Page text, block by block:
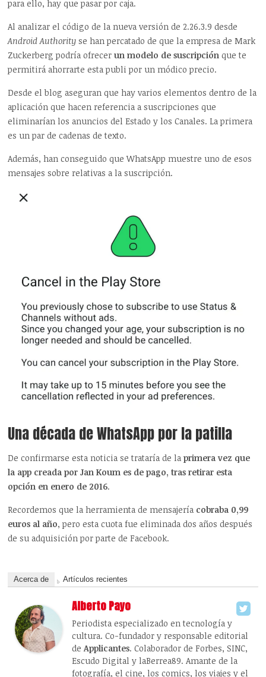
para ello, hay que pasar por caja.
Al analizar el código de la nueva versión de 2.26.3.9 desde
Android Authority se han percatado de que la empresa de Mark
Zuckerberg podría ofrecerun modelo de suscripción que te
permitirá ahorrarte esta publi por un módico precio.
Desde el blog aseguran que hay varios elementos dentro de la
aplicación que hacen referencia a suscripciones que
eliminarían los anuncios del Estado y los Canales. La primera
es un par de cadenas de texto.
Además, han conseguido que WhatsApp muestre uno de esos
mensajes sobre relativas a la suscripción.
Una década de WhatsApp por la patilla
De confirmarse esta noticia se trataría de laprimera vez que
la app creada por Jan Koum es de pago, tras retirar esta
opción en enero de 2016.
Recordemos que la herramienta de mensajería cobraba 0,99
euros al año, pero esta cuota fue eliminada dos años después
de su adquisición por parte de Facebook.
Acerca de Artículos recientes
Alberto Payo
Periodista especializado en tecnología y
cultura. Co-fundador y responsable editorial
deApplicantes. Colaborador de Forbes, SINC,
Escudo Digital y laBerrea89. Amante de la
fotografía, el cine, los comics, los viajes y el